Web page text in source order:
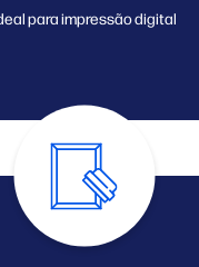
para impressão digital